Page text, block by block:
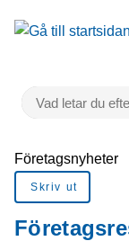
Gå till innehåll
till sidomeny
VAD LETAR DU
Du är här:
Företagsnyheter
Skriv ut